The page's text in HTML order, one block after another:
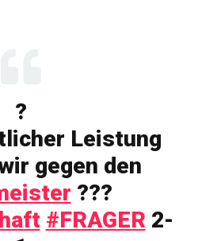
?
Leistung
gegen den
???
#FRAGER2-